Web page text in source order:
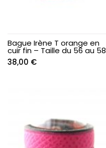
Bague Irène T orange en
cuir fin – Taille du 56 au 58
38,00 €